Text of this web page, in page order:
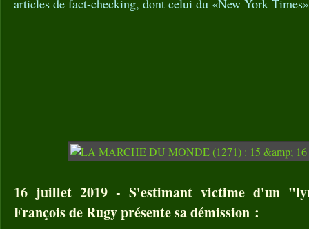
16 juillet 2019 - S'estimant victime d'un
François de Rugy présente sa démission :